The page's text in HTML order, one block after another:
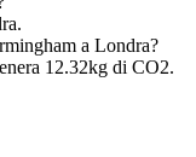
a Londra?
12.32kg di CO2.